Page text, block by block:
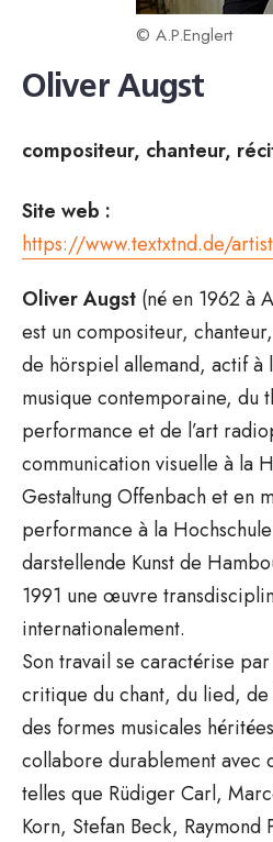
© A.P.Englert
Oliver Augst
compositeur, chanteur,
Site web :
https://www.textxtnd.de/
Oliver Augst (né en 1962 à
est un compositeur,
de hörspiel allemand, actif à
musique contemporaine, du
performance et de l’art
communication visuelle à la
Gestaltung Offenbach et en
performance à la
darstellende Kunst de
1991 une œuvre
internationalement.
Son travail se caractérise
critique du chant, du lied,
des formes musicales
collabore durablement avec
telles que Rüdiger Carl,
Korn, Stefan Beck,